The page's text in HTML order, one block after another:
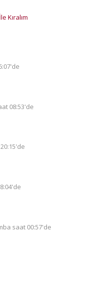
Kıralım
08:53'de
saat 00:57'de